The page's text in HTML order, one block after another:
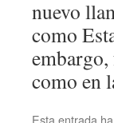
nuevo
como
como en
Esta entrada